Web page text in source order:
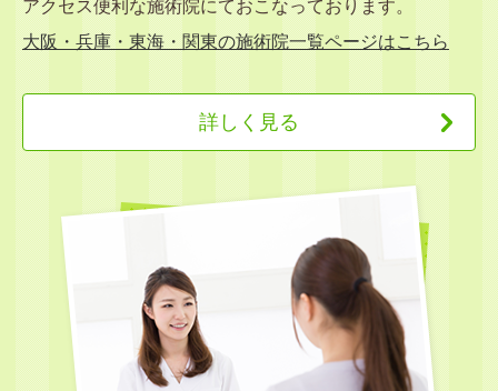
アクセス便利な施術院にておこなっております。
大阪・兵庫・東海・関東の施術院一覧ページはこちら
詳しく見る